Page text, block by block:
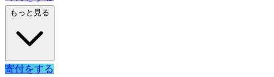
もっと見る
寄付をする